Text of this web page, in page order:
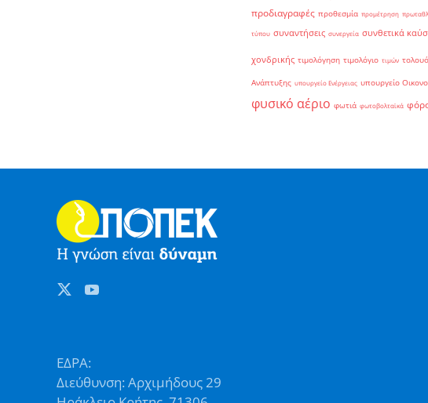
προδιαγραφές προθεσμία προμέτρηση
τύπου συναντήσεις συνεργεία συνθετικά
χονδρικής τιμολόγηση τιμολόγιο τιμών
Ανάπτυξης υπουργείο Ενέργειας υπουργείο
φυσικό αέριο φωτιά φωτοβολταϊκά
ΕΔΡΑ:
Διεύθυνση: Αρχιμήδους 29